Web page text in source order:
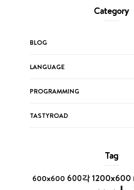
Category
BLOG
LANGUAGE
PROGRAMMING
TASTYROAD
Tag
600x600 600각 1200x600